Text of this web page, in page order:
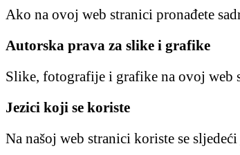
Ako na ovoj web stranici pronađete
Autorska prava za slike i grafike
Slike, fotografije i grafike na ovoj web
Jezici koji se koriste
Na našoj web stranici koriste se